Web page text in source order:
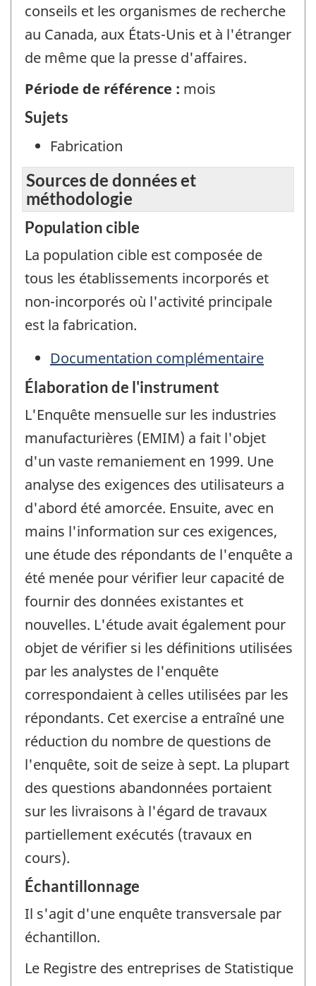
conseils et les organismes de recherche
au Canada, aux États-Unis et à l'étranger
de même que la presse d'affaires.
Période de référence : mois
Sujets
Fabrication
Sources de données et
méthodologie
Population cible
La population cible est composée de
tous les établissements incorporés et
non-incorporés où l'activité principale
est la fabrication.
Documentation complémentaire
Élaboration de l'instrument
L'Enquête mensuelle sur les industries
manufacturières (EMIM) a fait l'objet
d'un vaste remaniement en 1999. Une
analyse des exigences des utilisateurs a
d'abord été amorcée. Ensuite, avec en
mains l'information sur ces exigences,
une étude des répondants de l'enquête a
été menée pour vérifier leur capacité de
fournir des données existantes et
nouvelles. L'étude avait également pour
objet de vérifier si les définitions utilisées
par les analystes de l'enquête
correspondaient à celles utilisées par les
répondants. Cet exercise a entraîné une
réduction du nombre de questions de
l'enquête, soit de seize à sept. La plupart
des questions abandonnées portaient
sur les livraisons à l'égard de travaux
partiellement exécutés (travaux en
cours).
Échantillonnage
Il s'agit d'une enquête transversale par
échantillon.
Le Registre des entreprises de Statistique